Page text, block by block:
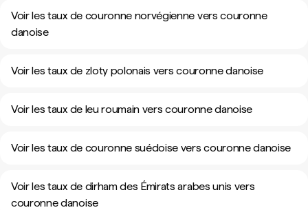
Voir les taux de couronne norvégienne vers couronne
danoise
Voir les taux de zloty polonais vers couronne danoise
Voir les taux de leu roumain vers couronne danoise
Voir les taux de couronne suédoise vers couronne danoise
Voir les taux de dirham des Émirats arabes unis vers
couronne danoise